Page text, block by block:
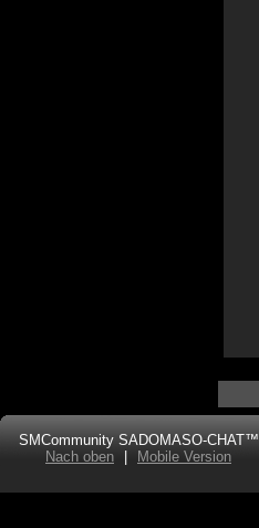
SMCommunity SADOMASO-CHAT™
Nach oben
Mobile Version